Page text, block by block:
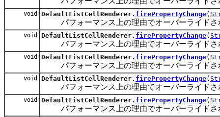
void DefaultListCellRenderer. firePropertyChange(
パフォーマンス上の理由でオーバーライドさ
void DefaultListCellRenderer. firePropertyChange(
パフォーマンス上の理由でオーバーライドさ
void DefaultListCellRenderer. firePropertyChange(
パフォーマンス上の理由でオーバーライドさ
void DefaultListCellRenderer. firePropertyChange(
パフォーマンス上の理由でオーバーライドさ
void DefaultListCellRenderer. firePropertyChange(
パフォーマンス上の理由でオーバーライドさ